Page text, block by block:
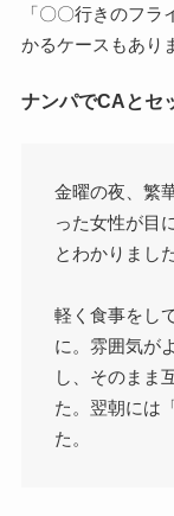
「〇〇行きのフ
かるケースもあり
ナンパでCAとセ
金曜の夜、繁
った女性が目
とわかりました
軽く食事をし
に。雰囲気が
し、そのまま
た。翌朝には
た。